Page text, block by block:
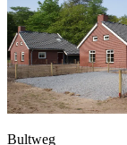
Bultweg